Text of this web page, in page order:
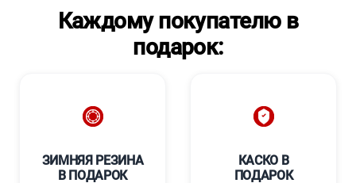
Каждому покупателю в
подарок:
ЗИМНЯЯ РЕЗИНА
В ПОДАРОК
КАСКО В
ПОДАРОК